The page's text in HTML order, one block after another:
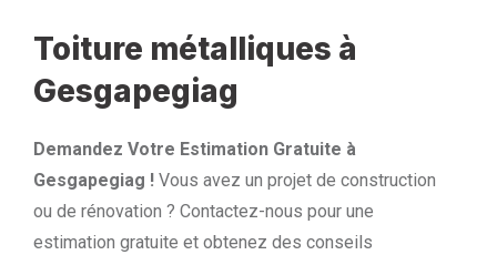
Toiture métalliques à
Gesgapegiag
Demandez Votre Estimation Gratuite à
Gesgapegiag ! Vous avez un projet de construction
ou de rénovation ? Contactez-nous pour une
estimation gratuite et obtenez des conseils